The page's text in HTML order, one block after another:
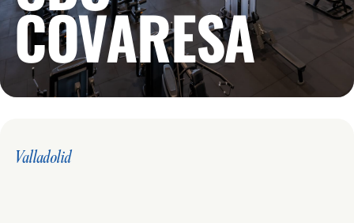
COVARESA
Valladolid